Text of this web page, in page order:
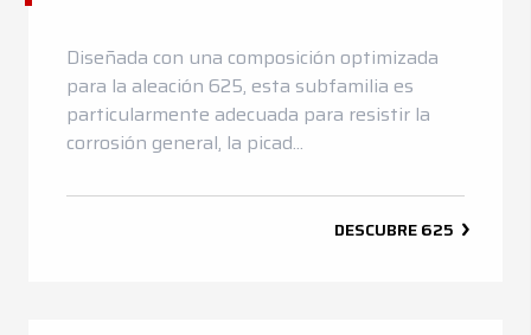
EN ES FR IT
Diseñada con una composición optimizada
para la aleación 625, esta subfamilia es
particularmente adecuada para resistir la
corrosión general, la picad...
DESCUBRE625